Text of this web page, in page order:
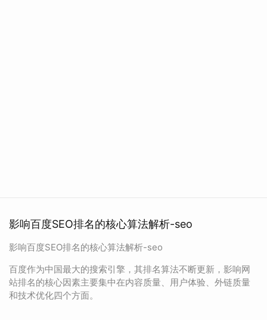
影响百度SEO排名的核心算法解析-seo
影响百度SEO排名的核心算法解析-seo
百度作为中国最大的搜索引擎，其排名算法不断更新，影响网
站排名的核心因素主要集中在内容质量、用户体验、外链质量
和技术优化四个方面。